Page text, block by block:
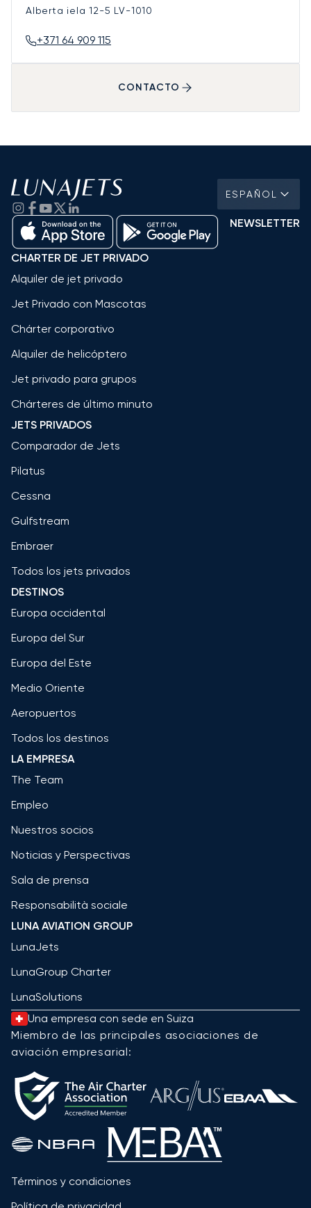
Alberta iela 12-5 LV-1010
+371 64 909 115
CONTACTO
ESPAÑOL
NEWSLETTER
CHARTER DE JET PRIVADO
Alquiler de jet privado
Jet Privado con Mascotas
Chárter corporativo
Alquiler de helicóptero
Jet privado para grupos
Chárteres de último minuto
JETS PRIVADOS
Comparador de Jets
Pilatus
Cessna
Gulfstream
Embraer
Todos los jets privados
DESTINOS
Europa occidental
Europa del Sur
Europa del Este
Medio Oriente
Aeropuertos
Todos los destinos
LA EMPRESA
The Team
Empleo
Nuestros socios
Noticias y Perspectivas
Sala de prensa
Responsabilità sociale
LUNA AVIATION GROUP
LunaJets
LunaGroup Charter
LunaSolutions
Una empresa con sede en Suiza
Miembro de las principales asociaciones de
aviación empresarial:
Términos y condiciones